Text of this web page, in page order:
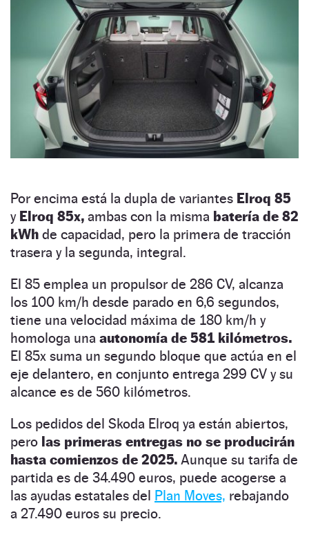
Por encima está la dupla de variantes Elroq 85
y Elroq 85x, ambas con la misma batería de 82
kWh de capacidad, pero la primera de tracción
trasera y la segunda, integral.
El 85 emplea un propulsor de 286 CV, alcanza
los 100 km/h desde parado en 6,6 segundos,
tiene una velocidad máxima de 180 km/h y
homologa una autonomía de 581 kilómetros.
El 85x suma un segundo bloque que actúa en el
eje delantero, en conjunto entrega 299 CV y su
alcance es de 560 kilómetros.
Los pedidos del Skoda Elroq ya están abiertos,
pero las primeras entregas no se producirán
hasta comienzos de 2025. Aunque su tarifa de
partida es de 34.490 euros, puede acogerse a
las ayudas estatales del Plan Moves, rebajando
a 27.490 euros su precio.